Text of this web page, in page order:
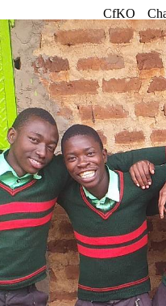
CfKO